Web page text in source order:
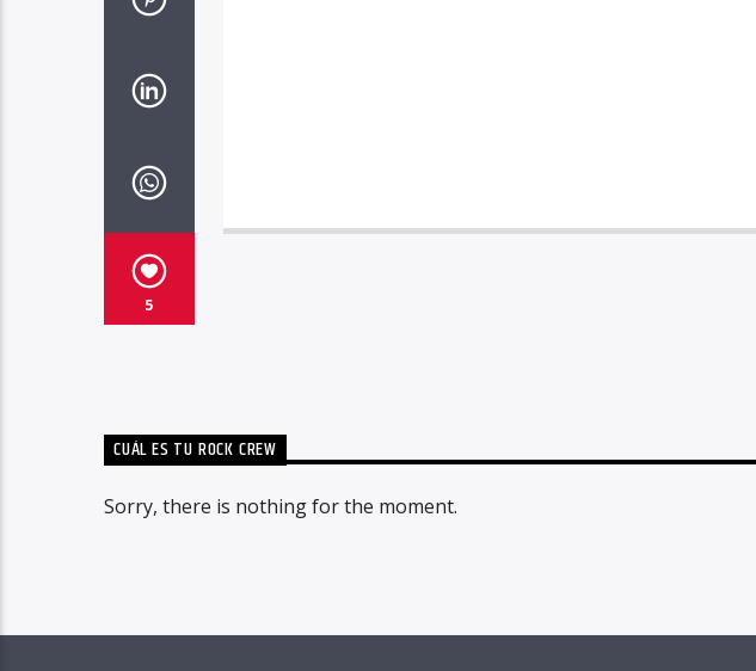
5
CUÁL ES TU ROCK CREW
Sorry, there is nothing for the moment.